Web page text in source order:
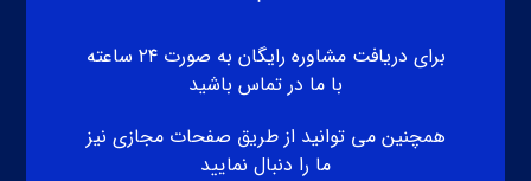
برای دریافت مشاوره رایگان به صورت ۲۴ ساعته
با ما در تماس باشید
همچنین می توانید از طریق صفحات مجازی نیز
ما را دنبال نمایید